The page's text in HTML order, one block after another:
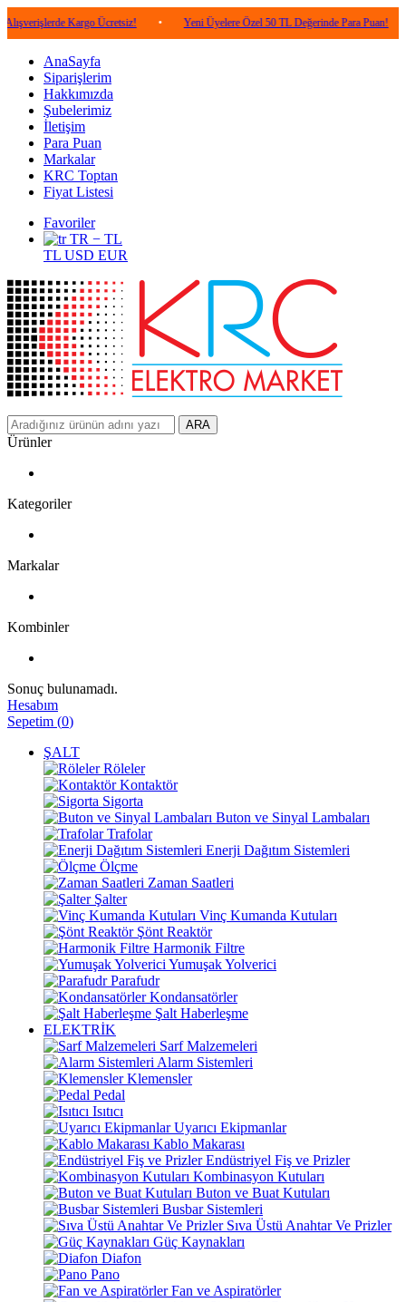
Kargo Ücretsiz! • Yeni Üyelere Özel 50 TL Değerinde Para Puan! •
AnaSayfa
Siparişlerim
Hakkımızda
Şubelerimiz
İletişim
Para Puan
Markalar
KRC Toptan
Fiyat Listesi
Favoriler
TR − TL
TL USD EUR
ARA
Ürünler
Kategoriler
Markalar
Kombinler
Sonuç bulunamadı.
Hesabım
Sepetim (0)
ŞALT
Röleler
Kontaktör
Sigorta
Buton ve Sinyal Lambaları
Trafolar
Enerji Dağıtım Sistemleri
Ölçme
Zaman Saatleri
Şalter
Vinç Kumanda Kutuları
Şönt Reaktör
Harmonik Filtre
Yumuşak Yolverici
Parafudr
Kondansatörler
Şalt Haberleşme
ELEKTRİK
Sarf Malzemeleri
Alarm Sistemleri
Klemensler
Pedal
Isıtıcı
Uyarıcı Ekipmanlar
Kablo Makarası
Endüstriyel Fiş ve Prizler
Kombinasyon Kutuları
Buton ve Buat Kutuları
Busbar Sistemleri
Sıva Üstü Anahtar Ve Prizler
Güç Kaynakları
Diafon
Pano
Fan ve Aspiratörler